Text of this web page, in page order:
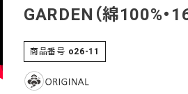
GARDEN（綿100%・
商品番号 o26-11